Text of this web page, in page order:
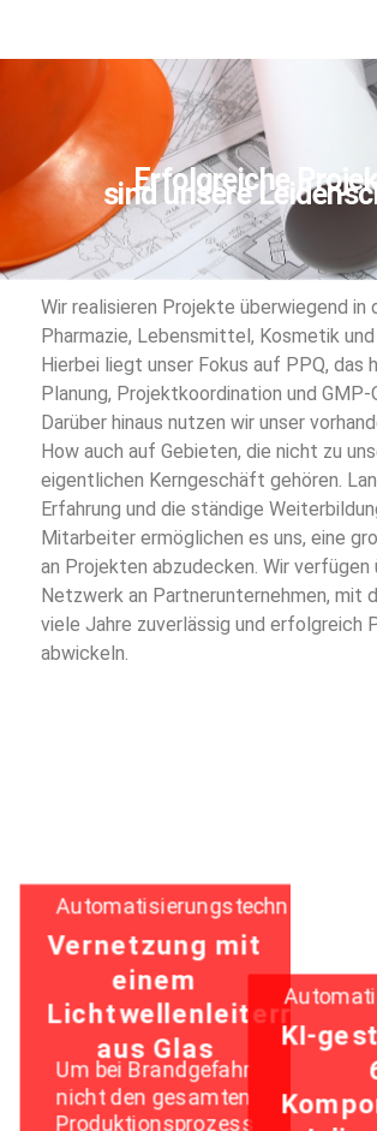
Erfolgreiche
sind unsere
Wir realisieren Projekte überwiegend in
Pharmazie, Lebensmittel, Kosmetik und
Hierbei liegt unser Fokus auf PPQ, das
Planung, Projektkoordination und GMP-
Darüber hinaus nutzen wir unser
How auch auf Gebieten, die nicht zu
eigentlichen Kerngeschäft gehören.
Erfahrung und die ständige
Mitarbeiter ermöglichen es uns, eine
an Projekten abzudecken. Wir verfügen
Netzwerk an Partnerunternehmen, mit
viele Jahre zuverlässig und erfolgreich
abwickeln.
Automatisierungstechnik
Vernetzung mit
einem
Lichtwellenleiterring
aus Glas
Um bei Brandgefahr
nicht den gesamten
Produktionsprozess
KI-